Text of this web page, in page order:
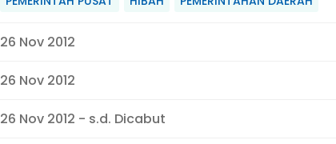
26 Nov 2012
26 Nov 2012
26 Nov 2012 - s.d. Dicabut